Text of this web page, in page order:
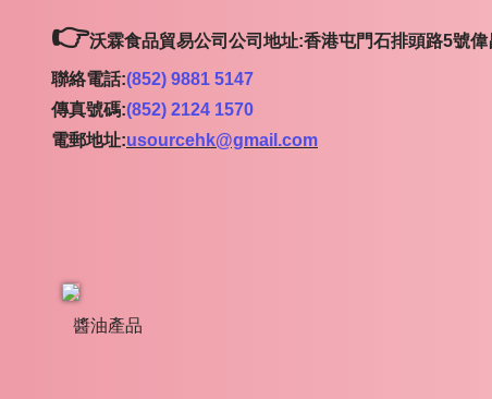
👉沃霖食品貿易公司公司地址:香港屯門石排頭路5號
聯絡電話:(852) 9881 5147
傳真號碼:(852) 2124 1570
電郵地址:usourcehk@gmail.com
醬油產品